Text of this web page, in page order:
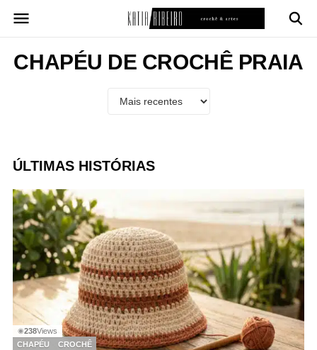
para
conteúdo
CHAPÉU DE CROCHÊ PRAIA
ÚLTIMAS HISTÓRIAS
◉238Views
CHAPÉU
CROCHÊ